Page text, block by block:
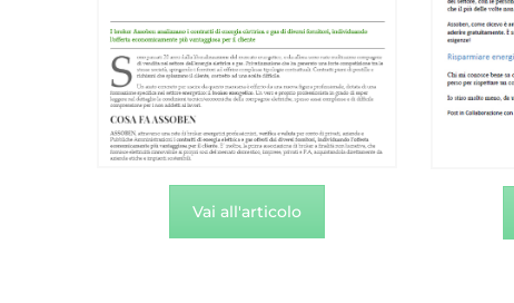
Vai all'articolo